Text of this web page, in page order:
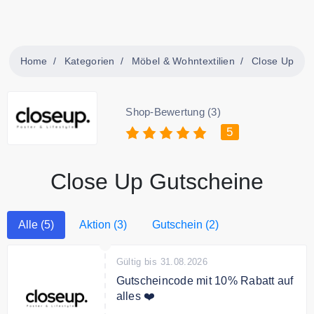
Home Kategorien Möbel & Wohntextilien Close Up
Shop-Bewertung (3)
5
Close Up Gutscheine
Alle (5) Aktion (3) Gutschein (2)
Gültig bis 31.08.2026
Gutscheincode mit 10% Rabatt auf
alles ❤️